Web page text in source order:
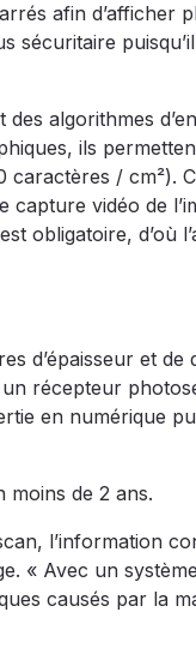
afin d’afficher
sécuritaire
algorithmes
ils
/ cm²).
capture vidéo de
obligatoire, d’où
d’épaisseur et de
récepteur
en numérique
moins de 2 ans.
l’information
« Avec un
causés par la